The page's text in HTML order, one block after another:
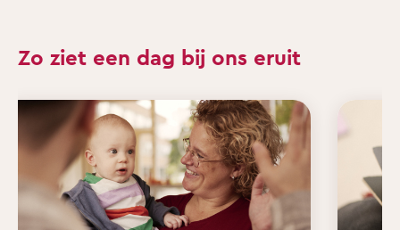
Zo ziet een dag bij ons eruit